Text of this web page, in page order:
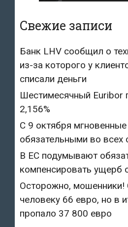
Свежие записи
Банк LHV сообщил о
из-за которого у
списали деньги
Шестимесячный Euribor
2,156%
С 9 октября мгновенные
обязательными во всех
В ЕС подумывают
компенсировать ущерб
Осторожно, мошенники!
человеку 66 евро, но в
пропало 37 800 евро